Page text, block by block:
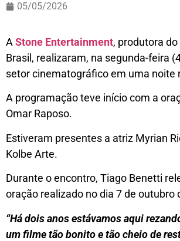
05/05/2026
A Stone Entertainment, produtora
Brasil, realizaram, na segunda-feira
setor cinematográfico em uma noite
A programação teve início com a
Omar Raposo.
Estiveram presentes a atriz Myrian
Kolbe Arte.
Durante o encontro, Tiago Benetti
oração realizado no dia 7 de outubro
“Há dois anos estávamos aqui
um filme tão bonito e tão cheio de